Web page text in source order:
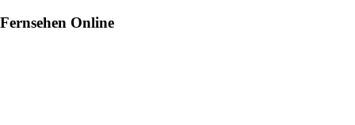
Fernsehen Online